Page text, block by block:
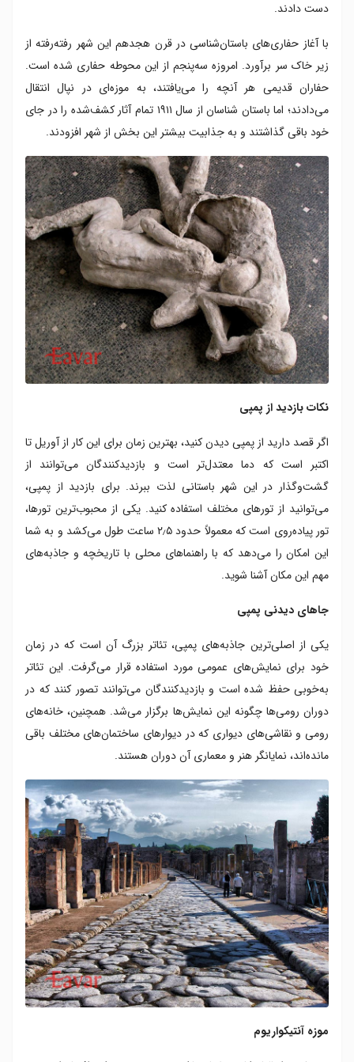
دست دادند.
با آغاز حفاری‌های باستان‌شناسی در قرن هجدهم این شهر رفته‌رفته از
زیر خاک سر برآورد. امروزه سه‌پنجم از این محوطه حفاری‌ شده است.
حفاران قدیمی هر آنچه را می‌یافتند، به موزه‌ای در نپال انتقال
می‌دادند؛ اما باستان شناسان از سال ۱۹۱۱ تمام آثار کشف‌شده را در جای
خود باقی گذاشتند و به جذابیت بیشتر این بخش از شهر افزودند.
نکات بازدید از پمپی
اگر قصد دارید از پمپی دیدن کنید، بهترین زمان برای این کار از آوریل تا
اکتبر است که دما معتدل‌تر است و بازدیدکنندگان می‌توانند از
گشت‌وگذار در این شهر باستانی لذت ببرند. برای بازدید از پمپی،
می‌توانید از تورهای مختلف استفاده کنید. یکی از محبوب‌ترین تورها،
تور پیاده‌روی است که معمولاً حدود ۲٫۵ ساعت طول می‌کشد و به شما
این امکان را می‌دهد که با راهنماهای محلی با تاریخچه و جاذبه‌های
مهم این مکان آشنا شوید.
جاهای دیدنی پمپی
یکی از اصلی‌ترین جاذبه‌های پمپی، تئاتر بزرگ آن است که در زمان
خود برای نمایش‌های عمومی مورد استفاده قرار می‌گرفت. این تئاتر
به‌خوبی حفظ شده است و بازدیدکنندگان می‌توانند تصور کنند که در
دوران رومی‌ها چگونه این نمایش‌ها برگزار می‌شد. همچنین، خانه‌های
رومی و نقاشی‌های دیواری که در دیوارهای ساختمان‌های مختلف باقی
مانده‌اند، نمایانگر هنر و معماری آن دوران هستند.
موزه آنتیکواریوم